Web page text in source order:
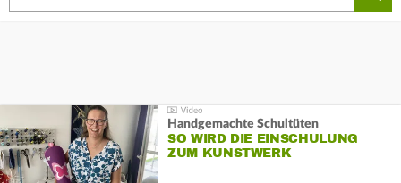
Handgemachte Schultüten
SO WIRD DIE EINSCHULUNG
ZUM KUNSTWERK